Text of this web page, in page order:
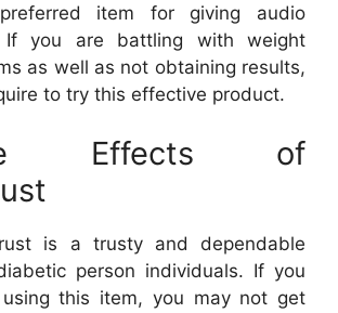
item for giving audio
If you are battling with weight
as well as not obtaining results,
to try this effective product.
Effects of
is a trusty and dependable
person individuals. If you
this item, you may not get